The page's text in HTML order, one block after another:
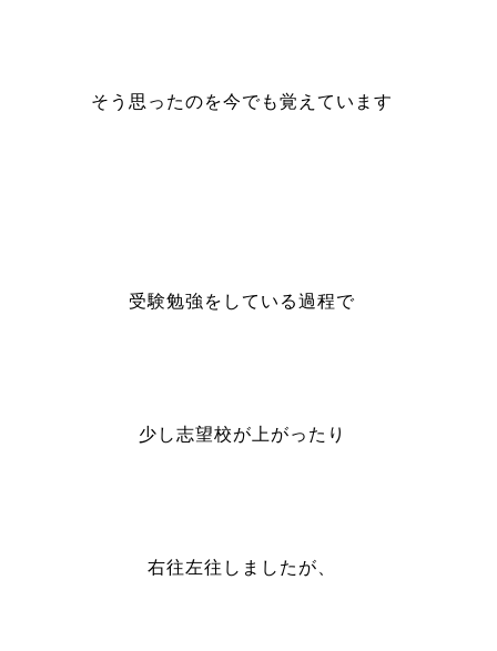
そう思ったのを今でも覚えています
受験勉強をしている過程で
少し志望校が上がったり
右往左往しましたが、